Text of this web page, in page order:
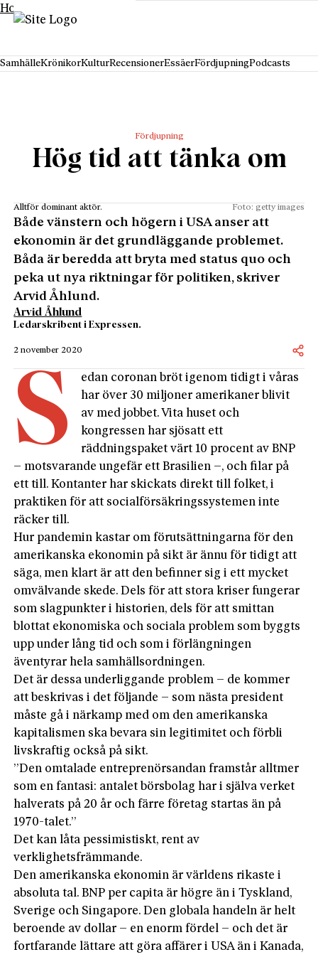
Hoppa till innehåll
SamhälleKrönikorKulturRecensionerEssäerFördjupningPodcasts
Fördjupning
Hög tid att tänka om
Alltför dominant aktör. Foto: getty images
Både vänstern och högern i USA anser att
ekonomin är det grund­läggande problemet.
Båda är beredda att bryta med status quo och
peka ut nya riktningar för politiken, skriver
Arvid Åhlund.
Arvid Åhlund
Ledarskribent i Expressen.
2 november 2020
S
edan coronan bröt igenom tidigt i våras
har över 30 miljoner amerikaner blivit
av med jobbet. Vita huset och
kongressen har sjösatt ett
räddningspaket värt 10 procent av BNP
– motsvarande ungefär ett Brasilien –, och filar på
ett till. Kontanter har skickats direkt till folket, i
praktiken för att socialförsäkringssystemen inte
räcker till.
Hur pandemin kastar om förutsättningarna för den
amerikanska ekonomin på sikt är ännu för tidigt att
säga, men klart är att den befinner sig i ett mycket
omvälvande skede. Dels för att stora kriser fungerar
som slagpunkter i historien, dels för att smittan
blottat ekonomiska och sociala problem som byggts
upp under lång tid och som i förlängningen
äventyrar hela samhällsordningen.
Det är dessa underliggande problem – de kommer
att beskrivas i det följande – som nästa president
måste gå i närkamp med om den amerikanska
kapitalismen ska bevara sin legitimitet och förbli
livskraftig också på sikt.
”Den omtalade entreprenörsandan framstår alltmer
som en fantasi: antalet börsbolag har i själva verket
halverats på 20 år och färre företag startas än på
1970-talet.”
Det kan låta pessimistiskt, rent av
verklighetsfrämmande.
Den amerikanska ekonomin är världens rikaste i
absoluta tal. BNP per capita är högre än i Tyskland,
Sverige och Singapore. Den globala handeln är helt
beroende av dollar – en enorm fördel – och det är
fortfarande lättare att göra affärer i USA än i Kanada,